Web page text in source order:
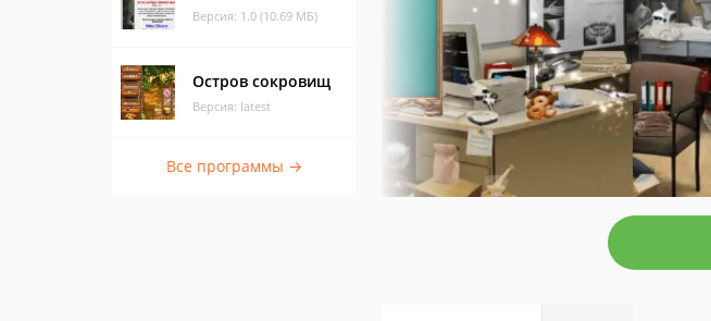
Версия: 1.0 (10.69 МБ)
Остров сокровищ
Версия: latest
Все программы →